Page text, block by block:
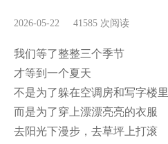
2026-05-22 41585 次阅读
我们等了整整三个季节
才等到一个夏天
不是为了躲在空调房和写字楼里
而是为了穿上漂漂亮亮的衣服
去阳光下漫步，去草坪上打滚